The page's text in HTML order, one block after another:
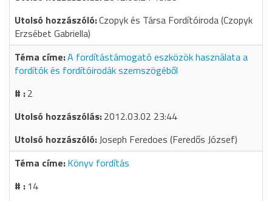
Czopyk és Társa Fordítóiroda (Czopyk
Erzsébet Gabriella)
A fordítástámogató eszközök használata a
fordítók és fordítóirodák szemszögéből
2
2012.03.02 23:44
Joseph Feredoes (Feredős József)
Könyv fordítás
14